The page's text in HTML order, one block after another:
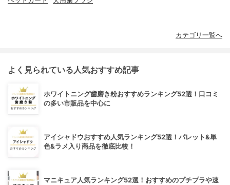
カテゴリ一覧へ
よく見られている人気おすすめ記事
ホワイトニング歯磨き粉おすすめランキング52選！口コミ
の多い市販品を中心に
アイシャドウおすすめ人気ランキング52選！パレット&単
色&ラメ入り商品を徹底比較！
マニキュア人気ランキング52選！おすすめのプチプラや速